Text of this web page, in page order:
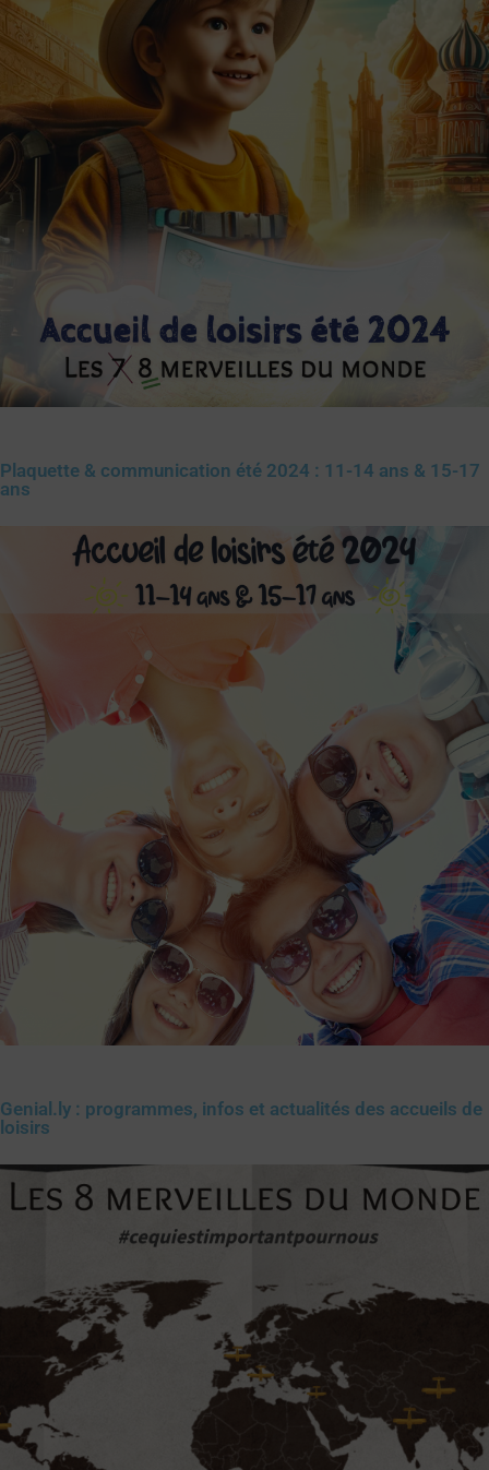
Plaquette & communication été 2024 : 11-14 ans & 15-17
ans
Genial.ly : programmes, infos et actualités des accueils de
loisirs